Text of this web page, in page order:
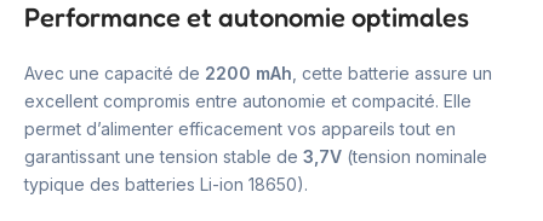
Performance et autonomie optimales
Avec une capacité de 2200 mAh , cette batterie assure un
excellent compromis entre autonomie et compacité. Elle
permet d’alimenter efficacement vos appareils tout en
garantissant une tension stable de 3,7V (tension nominale
typique des batteries Li-ion 18650).